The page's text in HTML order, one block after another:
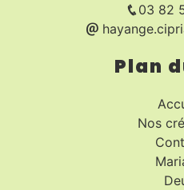
03 82
Plan
Nos